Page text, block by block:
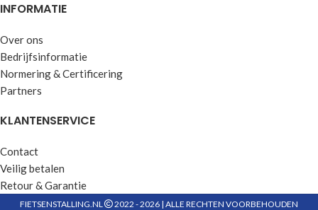
INFORMATIE
Over ons
Bedrijfsinformatie
Normering & Certificering
Partners
KLANTENSERVICE
Contact
Veilig betalen
Retour & Garantie
FIETSENSTALLING.NL 2022 - 2026 | ALLE RECHTEN VOORBEHOUDEN